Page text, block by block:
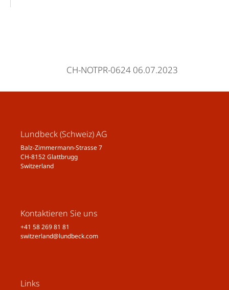
CH-NOTPR-0624 06.07.2023
Lundbeck (Schweiz) AG
Balz-Zimmermann-Strasse 7
CH-8152 Glattbrugg
Switzerland
Kontaktieren Sie uns
+41 58 269 81 81
switzerland@lundbeck.com
Links